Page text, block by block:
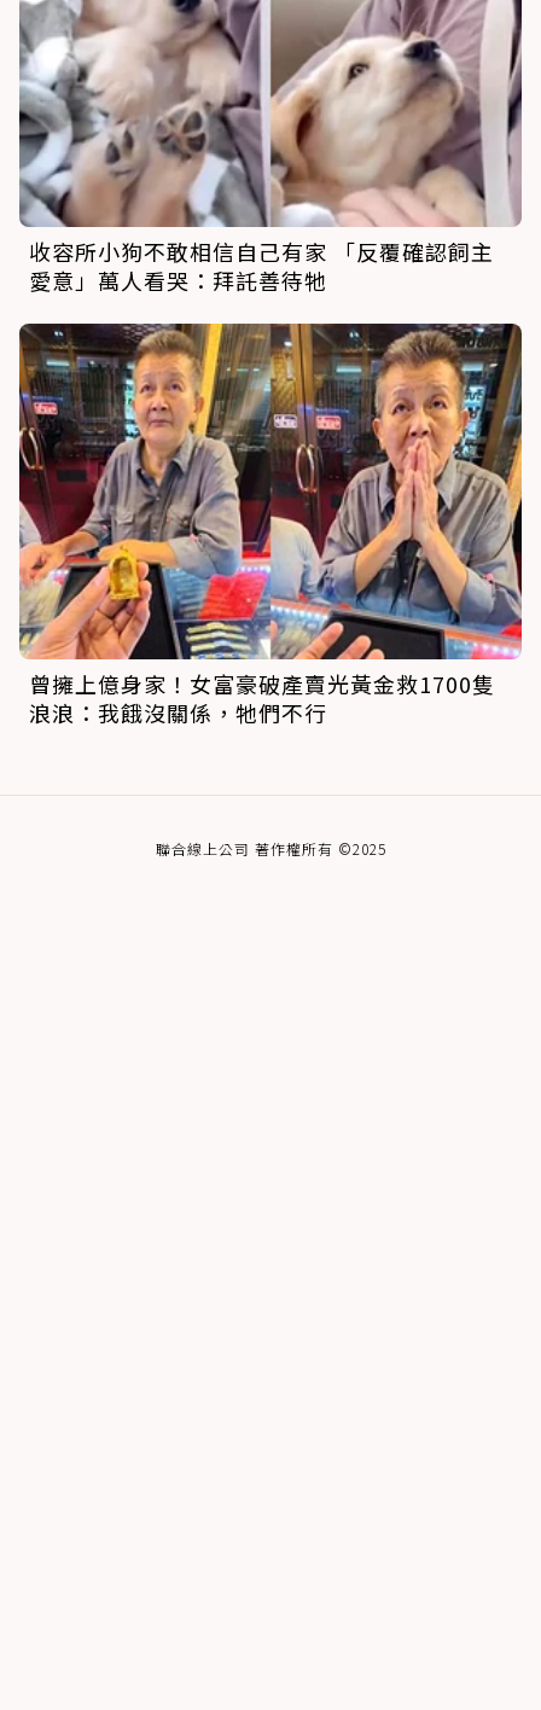
收容所小狗不敢相信自己有家 「反覆確認飼主
愛意」萬人看哭：拜託善待牠
曾擁上億身家！女富豪破產賣光黃金救1700隻
浪浪：我餓沒關係，牠們不行
聯合線上公司 著作權所有 ©2025